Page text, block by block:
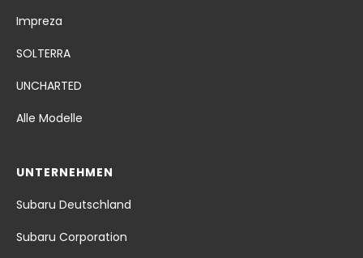
Impreza
SOLTERRA
UNCHARTED
Alle Modelle
UNTERNEHMEN
Subaru Deutschland
Subaru Corporation